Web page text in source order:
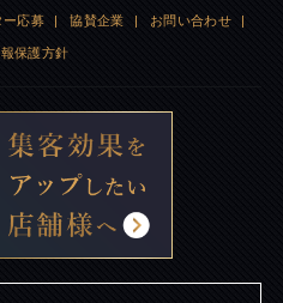
ー応募 | 協賛企業 | お問い合わせ |
保護方針